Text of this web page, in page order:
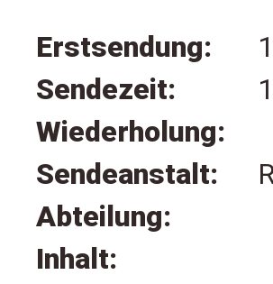
Erstsendung:
Sendezeit:
Wiederholung:
Sendeanstalt:
Abteilung:
Inhalt: